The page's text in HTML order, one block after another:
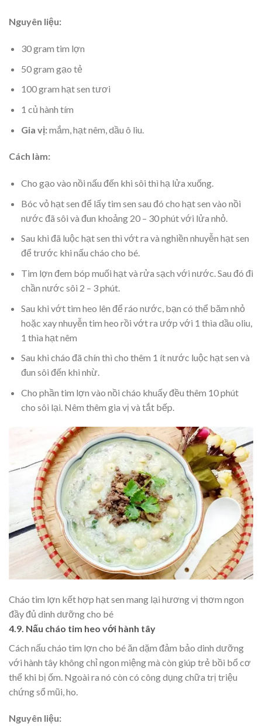
Nguyên liệu:
30 gram tim lợn
50 gram gạo tẻ
100 gram hạt sen tươi
1 củ hành tím
Gia vị:mắm, hạt nêm, dầu ô liu.
Cách làm:
Cho gạo vào nồi nấu đến khi sôi thì hạ lửa xuống.
Bóc vỏ hạt sen để lấy tim sen sau đó cho hạt sen vào nồi
nước đã sôi và đun khoảng 20 – 30 phút với lửa nhỏ.
Sau khi đã luộc hạt sen thì vớt ra và nghiền nhuyễn hạt sen
để trước khi nấu cháo cho bé.
Tim lợn đem bóp muối hạt và rửa sạch với nước. Sau đó đi
chần nước sôi 2 – 3 phút.
Sau khi vớt tim heo lên để ráo nước, bạn có thể băm nhỏ
hoặc xay nhuyễn tim heo rồi vớt ra ướp với 1 thìa dầu oliu,
1 thìa hạt nêm
Sau khi cháo đã chín thì cho thêm 1 ít nước luộc hạt sen và
đun sôi đến khi nhừ.
Cho phần tim lợn vào nồi cháo khuấy đều thêm 10 phút
cho sôi lại. Nêm thêm gia vị và tắt bếp.
Cháo tim lợn kết hợp hạt sen mang lại hương vị thơm ngon
đầy đủ dinh dưỡng cho bé
4.9. Nấu cháo tim heo với hành tây
Cách nấu cháo tim lợn cho bé ăn dặm đảm bảo dinh dưỡng
với hành tây không chỉ ngon miệng mà còn giúp trẻ bồi bổ cơ
thể khi bị ốm. Ngoài ra nó còn có công dụng chữa trị triệu
chứng sổ mũi, ho.
Nguyên liệu: